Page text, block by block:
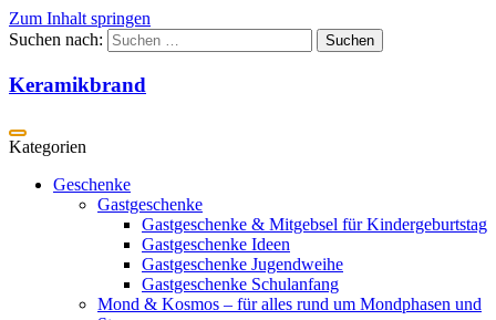
Zum Inhalt springen
Suchen nach:
Keramikbrand
Geschenke
Gastgeschenke
Gastgeschenke & Mitgebsel für Kindergeburtstag
Gastgeschenke Ideen
Gastgeschenke Jugendweihe
Gastgeschenke Schulanfang
Mond & Kosmos – für alles rund um Mondphasen und